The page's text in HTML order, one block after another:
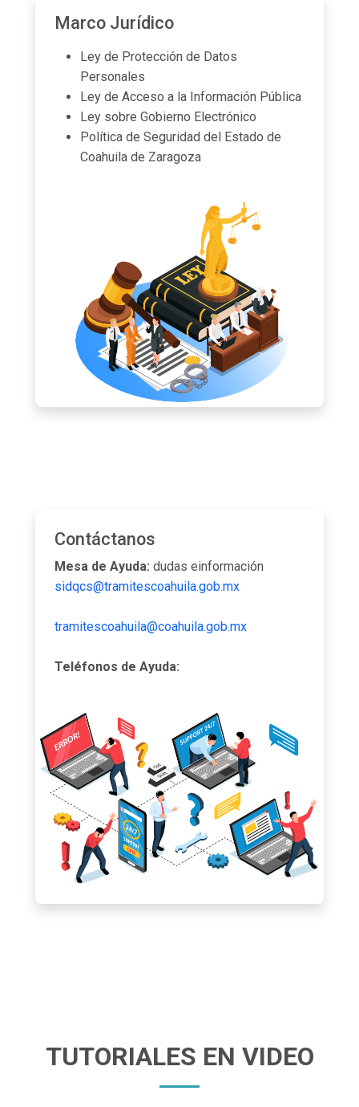
Marco Jurídico
Ley de Protección de Datos
Personales
Ley de Acceso a la Información Pública
Ley sobre Gobierno Electrónico
Política de Seguridad del Estado de
Coahuila de Zaragoza
Contáctanos
Mesa de Ayuda: dudas einformación
sidqcs@tramitescoahuila.gob.mx
tramitescoahuila@coahuila.gob.mx
Teléfonos de Ayuda:
TUTORIALES EN VIDEO